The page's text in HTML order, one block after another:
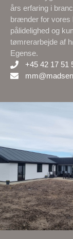
års erfaring i
brænder for
pålidelighed og
tømrerarbejde af
Egense.
+45 42 17 51